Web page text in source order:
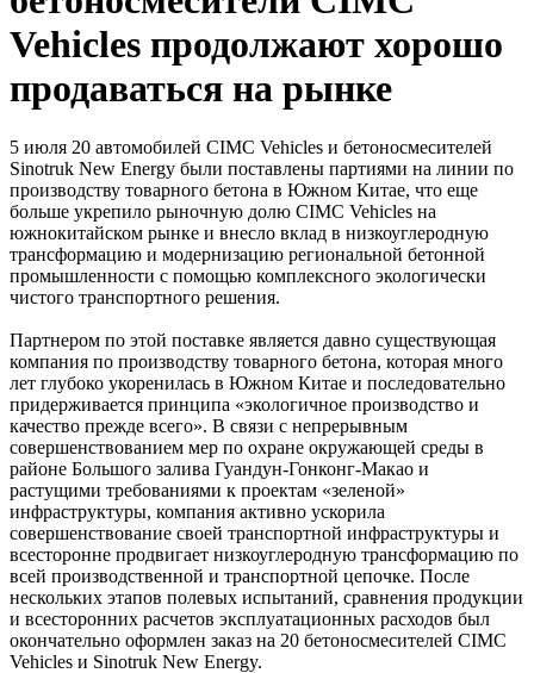
Vehicles продолжают хорошо
продаваться на рынке
5 июля 20 автомобилей CIMC Vehicles и бетоносмесителей
Sinotruk New Energy были поставлены партиями на линии по
производству товарного бетона в Южном Китае, что еще
больше укрепило рыночную долю CIMC Vehicles на
южнокитайском рынке и внесло вклад в низкоуглеродную
трансформацию и модернизацию региональной бетонной
промышленности с помощью комплексного экологически
чистого транспортного решения.
Партнером по этой поставке является давно существующая
компания по производству товарного бетона, которая много
лет глубоко укоренилась в Южном Китае и последовательно
придерживается принципа «экологичное производство и
качество прежде всего». В связи с непрерывным
совершенствованием мер по охране окружающей среды в
районе Большого залива Гуандун-Гонконг-Макао и
растущими требованиями к проектам «зеленой»
инфраструктуры, компания активно ускорила
совершенствование своей транспортной инфраструктуры и
всесторонне продвигает низкоуглеродную трансформацию по
всей производственной и транспортной цепочке. После
нескольких этапов полевых испытаний, сравнения продукции
и всесторонних расчетов эксплуатационных расходов был
окончательно оформлен заказ на 20 бетоносмесителей CIMC
Vehicles и Sinotruk New Energy.